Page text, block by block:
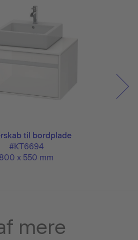
til bordplade
#KT6694
800 x 550 mm
mere